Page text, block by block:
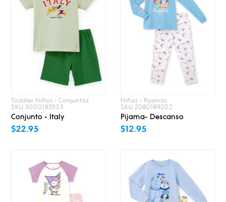
Toddler Niños • Conjuntos
SKU 3000183503
Conjunto - Italy
$22.95
Niñas • Pijamas
SKU 2080189202
Pijama- Descanso
$12.95